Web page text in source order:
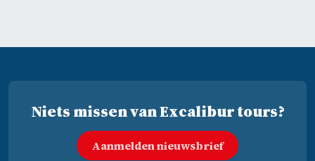
Niets missen van Excalibur tours?
Aanmelden nieuwsbrief